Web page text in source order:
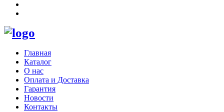
Главная
Каталог
О нас
Оплата и Доставка
Гарантия
Новости
Контакты